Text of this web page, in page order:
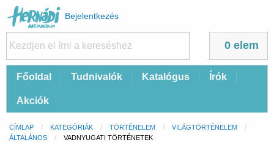
Felhasználói
fiók
menüje
Bejelentkezés
0 elem
FőFőoldal Tudnivalók Katalógus Írók
Akciók
Morzsa
CÍMLAP KATEGÓRIÁK TÖRTÉNELEM
VILÁGTÖRTÉNELEM
ÁLTALÁNOS
CURRENT:
VADNYUGATI TÖRTÉNETEK